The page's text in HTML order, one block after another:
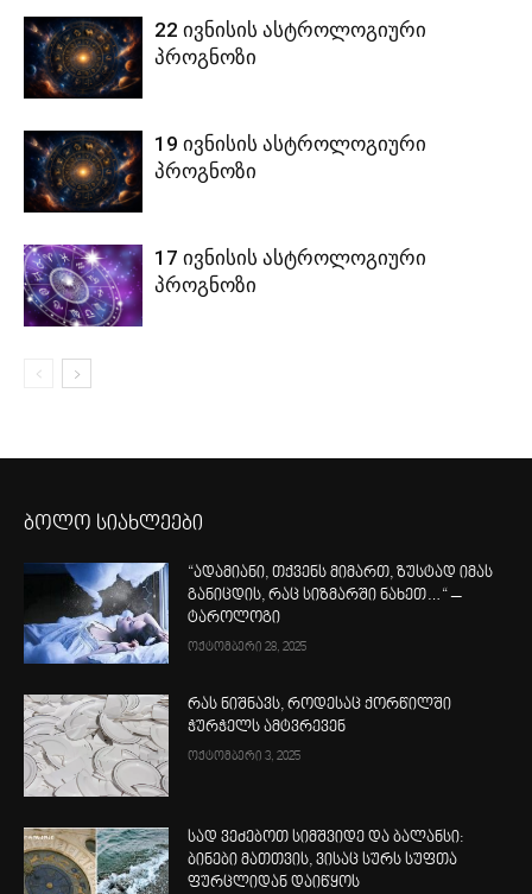
22 ივნისის ასტროლოგიური
პროგნოზი
19 ივნისის ასტროლოგიური
პროგნოზი
17 ივნისის ასტროლოგიური
პროგნოზი
ბოლო სიახლეები
“ადამიანი, თქვენს მიმართ, ზუსტად იმას
განიცდის, რაც სიზმარში ნახეთ…“ –
ტაროლოგი
ოქტომბერი 28, 2025
რას ნიშნავს, როდესაც ქორწილში
ჭურჭელს ამტვრევენ
ოქტომბერი 3, 2025
სად ვეძებოთ სიმშვიდე და ბალანსი:
ბინები მათთვის, ვისაც სურს სუფთა
ფურცლიდან დაიწყოს